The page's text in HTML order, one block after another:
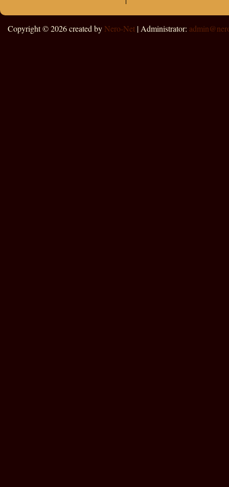
Copyright © 2026created by Nero-Net | Administrator: